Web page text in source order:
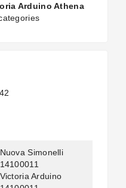
Arduino Athena
Nuova Simonelli
14100011
Victoria Arduino